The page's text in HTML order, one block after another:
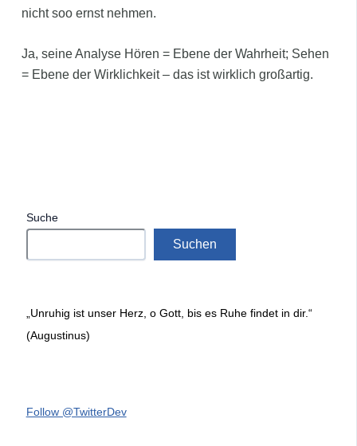
nicht soo ernst nehmen.
Ja, seine Analyse Hören = Ebene der Wahrheit; Sehen
= Ebene der Wirklichkeit – das ist wirklich großartig.
Suche
Suchen
„Unruhig ist unser Herz, o Gott, bis es Ruhe findet in dir.“
(Augustinus)
Follow @TwitterDev